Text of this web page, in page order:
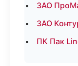
ЗАО
ЗАО
ПК Пак